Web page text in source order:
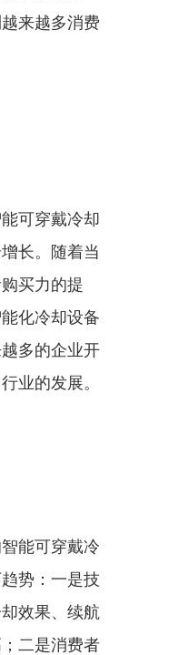
来越多消费
可穿戴冷却
长。随着当
买力的提
化冷却设备
多的企业开
业的发展。
能可穿戴冷
势：一是技
效果、续航
二是消费者